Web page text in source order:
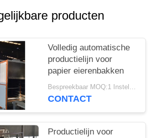
producten
Volledig automatische
productielijn voor
papier eierenbakken
Bespreekbaar MOQ:1 Instellen
CONTACT
Productielijn voor